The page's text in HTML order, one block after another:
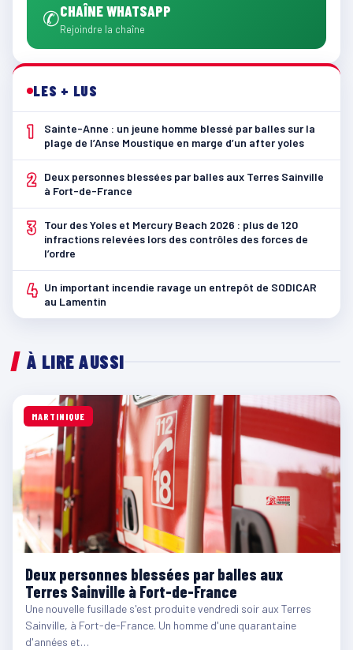
✆CHAÎNE WHATSAPP
Rejoindre la chaîne
LES + LUS
1
Sainte-Anne : un jeune homme blessé par balles sur la
plage de l’Anse Moustique en marge d’un after yoles
2
Deux personnes blessées par balles aux Terres Sainville
à Fort-de-France
3
Tour des Yoles et Mercury Beach 2026 : plus de 120
infractions relevées lors des contrôles des forces de
l’ordre
4 Un important incendie ravage un entrepôt de SODICAR
au Lamentin
À LIRE AUSSI
MARTINIQUE
Deux personnes blessées par balles aux
Terres Sainville à Fort-de-France
Une nouvelle fusillade s'est produite vendredi soir aux Terres
Sainville, à Fort-de-France. Un homme d'une quarantaine
d'années et…